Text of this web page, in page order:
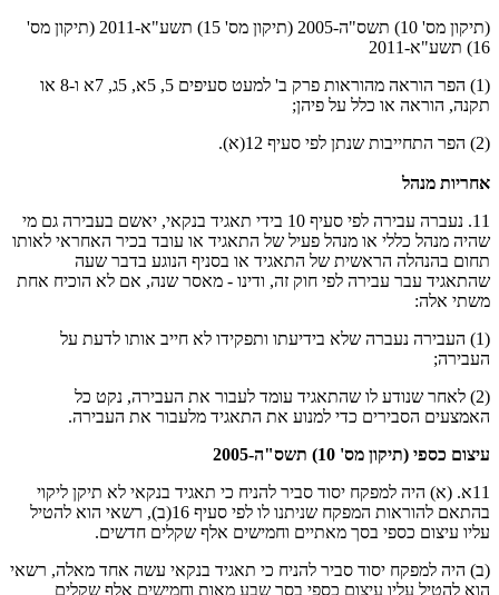
(תיקון מס' 10) תשס"ה-2005 (תיקון מס' 15) תשע"א-2011 (תיקון מס'
16) תשע"א-2011
(1) הפר הוראה מהוראות פרק ב' למעט סעיפים 5, 5א, 5ג, 7א ו-8 או
תקנה, הוראה או כלל על פיהן;
(2) הפר התחייבות שנתן לפי סעיף 12(א).
אחריות מנהל
11. נעברה עבירה לפי סעיף 10 בידי תאגיד בנקאי, יאשם בעבירה גם מי
שהיה מנהל כללי או מנהל פעיל של התאגיד או עובד בכיר האחראי לאותו
תחום בהנהלה הראשית של התאגיד או בסניף הנוגע בדבר שעה
שהתאגיד עבר עבירה לפי חוק זה, ודינו - מאסר שנה, אם לא הוכיח אחת
משתי אלה:
(1) העבירה נעברה שלא בידיעתו ותפקידו לא חייב אותו לדעת על
העבירה;
(2) לאחר שנודע לו שהתאגיד עומד לעבור את העבירה, נקט כל
האמצעים הסבירים כדי למנוע את התאגיד מלעבור את העבירה.
עיצום כספי (תיקון מס' 10) תשס"ה-2005
11א. (א) היה למפקח יסוד סביר להניח כי תאגיד בנקאי לא תיקן ליקוי
בהתאם להוראות המפקח שניתנו לו לפי סעיף 16(ב), רשאי הוא להטיל
עליו עיצום כספי בסך מאתיים וחמישים אלף שקלים חדשים.
(ב) היה למפקח יסוד סביר להניח כי תאגיד בנקאי עשה אחד מאלה, רשאי
הוא להטיל עליו עיצום כספי בסך שבע מאות וחמישים אלף שקלים